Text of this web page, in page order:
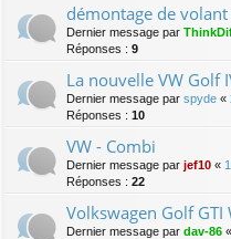
démontage de
Dernier message par
Réponses : 9
La nouvelle VW Golf
Dernier message par spyde «
Réponses : 10
VW - Combi
Dernier message par jef10 «
Réponses : 22
Volkswagen Golf GTI
Dernier message par dav-86 «